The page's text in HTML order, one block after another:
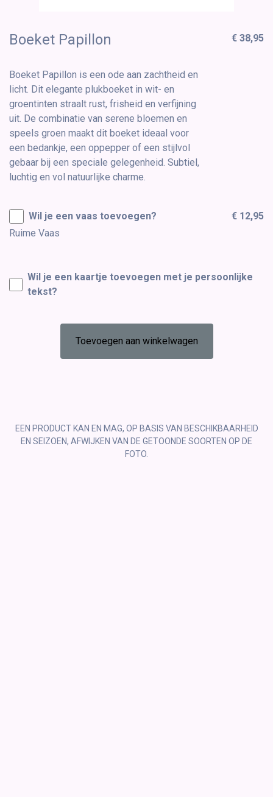
Boeket Papillon
Boeket Papillon is een ode aan zachtheid en
licht. Dit elegante plukboeket in wit- en
groentinten straalt rust, frisheid en verfijning
uit. De combinatie van serene bloemen en
speels groen maakt dit boeket ideaal voor
een bedankje, een oppepper of een stijlvol
gebaar bij een speciale gelegenheid. Subtiel,
luchtig en vol natuurlijke charme.
€ 38,95
Wil je een vaas toevoegen?
Ruime Vaas
€ 12,95
Wil je een kaartje toevoegen met je persoonlijke
tekst?
Toevoegen aan winkelwagen
EEN PRODUCT KAN EN MAG, OP BASIS VAN BESCHIKBAARHEID
EN SEIZOEN, AFWIJKEN VAN DE GETOONDE SOORTEN OP DE
FOTO.